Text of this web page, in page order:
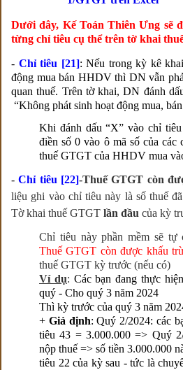
Dưới đây, Kế Toán Thiên Ưng sẽ
từng chỉ tiêu cụ thể trên tờ khai
- Chỉ tiêu [21]: Nếu trong kỳ kê
động mua bán HHDV thì DN vẫn
quan thuế. Trên tờ khai, DN đánh
“Không phát sinh hoạt động mua,
Khi đánh dấu “X” vào chỉ
điền số 0 vào ô mã số của
thuế GTGT của HHDV mua
-Chỉ tiêu [22]-Thuế GTGT còn
liệu ghi vào chỉ tiêu này là số thuế
Tờ khai thuế GTGT lần đầu của kỳ
Chỉ tiêu này phần mềm sẽ tự
Thuế GTGT còn được khấu
thuế GTGT kỳ trước (nếu có)
Ví dụ: Các bạn đang thực
quý - Cho quý 3 năm 2024
Thì kỳ trước của quý 3 năm
+ Giả định: Quý 2/2024: các
tiêu 43 = 3.000.000 => Quý
nộp thuế => số tiền 3.000.000
tiêu 22 của kỳ sau - tức là